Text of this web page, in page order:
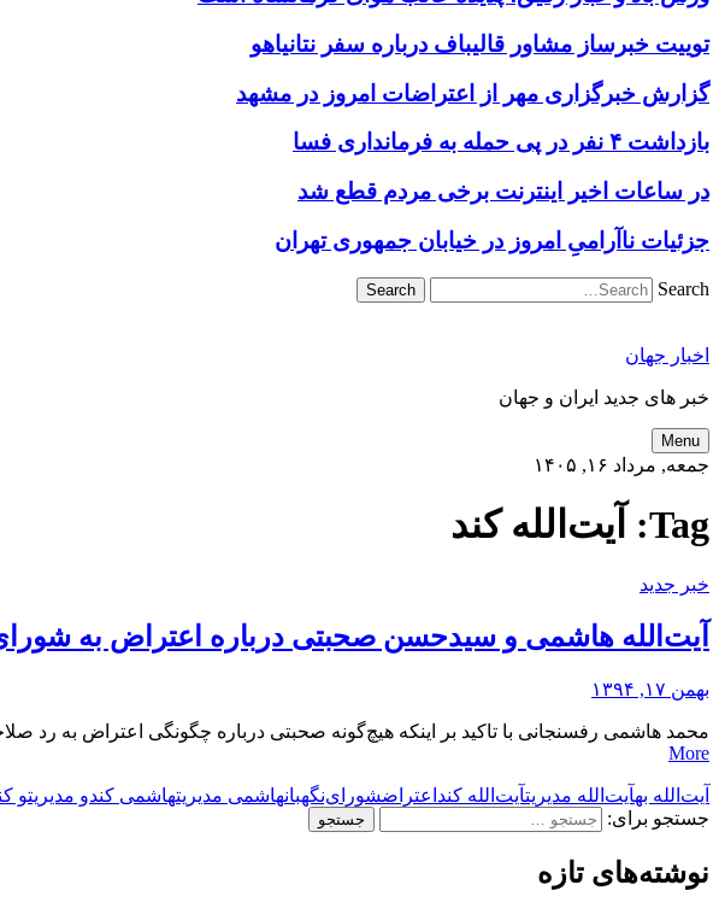
توییت خبرساز مشاور قالیباف درباره سفر نتانیاهو
گزارش خبرگزاری مهر از اعتراضات امروز در مشهد
بازداشت ۴ نفر در پی حمله به فرمانداری فسا
در ساعات اخیر اینترنت برخی مردم قطع شد
جزئیات ناآرامیِ امروز در خیابان جمهوری تهران
Search
اخبار جهان
خبر های جدید ایران و جهان
Menu
جمعه, مرداد ۱۶, ۱۴۰۵
Tag: آیت‌الله کند
خبر جدید
آیت‌الله هاشمی و سید‌حسن‌ صحبتی درباره اعتراض به
بهمن ۱۷, ۱۳۹۴
محمد هاشمی رفسنجانی با تاکید بر اینکه هیچ‌گونه صحبتی درباره چگونگی اعتراض به
More
آیت‌الله بهآیت‌الله مدیریتآیت‌الله کند اعتراضشورای‌نگهبانهاشمی مدیریتهاشمی کندو مدیریتو
جستجو برای:
نوشته‌های تازه